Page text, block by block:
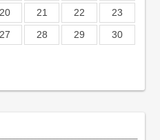
20 21 22
23
27 28 29
30